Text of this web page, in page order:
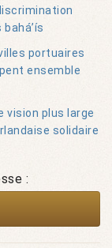
portuaires
ensemble
vision plus large
solidaire
: